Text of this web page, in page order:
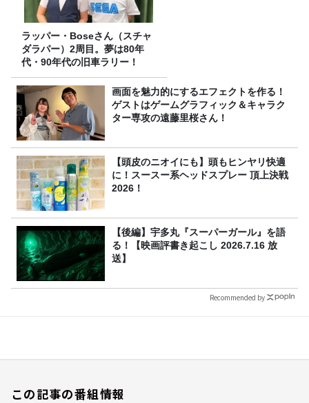
ラッパー・Boseさん（スチャ
ダラパー）2周目。夢は80年
代・90年代の旧車ラリー！
画面を魅力的にするエフェクトを作る！
ゲストはゲームグラフィック＆キャラク
ター専攻の遠藤里桜さん！
【頭皮のニオイにも】頭もヒンヤリ快適
に！スースー系ヘッドスプレー 頂上決戦
2026！
【後編】宇多丸『スーパーガール』を語
る！【映画評書き起こし 2026.7.16 放
送】
Recommended by
この記事の番組情報